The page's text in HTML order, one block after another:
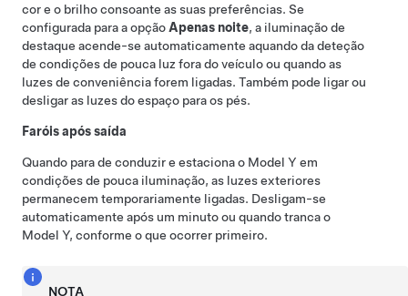
cor e o brilho consoante as suas preferências. Se
configurada para a opçãoApenas noite, a iluminação de
destaque acende-se automaticamente aquando da deteção
de condições de pouca luz fora do veículo ou quando as
luzes de conveniência forem ligadas. Também pode ligar ou
desligar as luzes do espaço para os pés.
Faróis após saída
Quando para de conduzir e estaciona o Model Y em
condições de pouca iluminação, as luzes exteriores
permanecem temporariamente ligadas. Desligam-se
automaticamente após um minuto ou quando tranca o
Model Y, conforme o que ocorrer primeiro.
NOTA